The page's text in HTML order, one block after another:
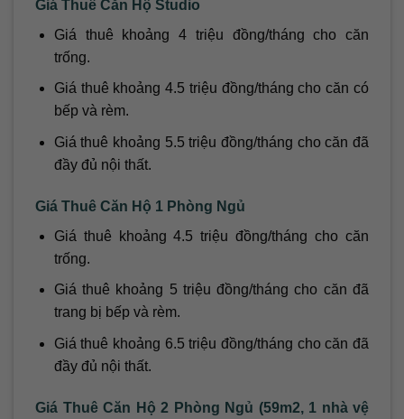
Giá Thuê Căn Hộ Studio
Giá thuê khoảng 4 triệu đồng/tháng cho căn
trống.
Giá thuê khoảng 4.5 triệu đồng/tháng cho căn có
bếp và rèm.
Giá thuê khoảng 5.5 triệu đồng/tháng cho căn đã
đầy đủ nội thất.
Giá Thuê Căn Hộ 1 Phòng Ngủ
Giá thuê khoảng 4.5 triệu đồng/tháng cho căn
trống.
Giá thuê khoảng 5 triệu đồng/tháng cho căn đã
trang bị bếp và rèm.
Giá thuê khoảng 6.5 triệu đồng/tháng cho căn đã
đầy đủ nội thất.
Giá Thuê Căn Hộ 2 Phòng Ngủ (59m2, 1 nhà vệ